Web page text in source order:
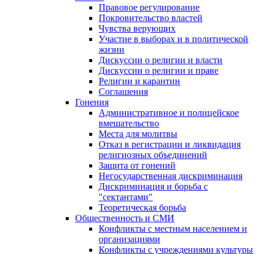
Правовое регулирование
Покровительство властей
Чувства верующих
Участие в выборах и в политической
жизни
Дискуссии о религии и власти
Дискуссии о религии и праве
Религии и карантин
Соглашения
Гонения
Административное и полицейское
вмешательство
Места для молитвы
Отказ в регистрации и ликвидация
религиозных объединений
Защита от гонений
Негосударственная дискриминация
Дискриминация и борьба с
"сектантами"
Теоретическая борьба
Общественность и СМИ
Конфликты с местным населением и
организациями
Конфликты с учреждениями культуры